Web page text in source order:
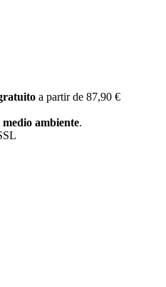
a partir de 87,90 €
ambiente.